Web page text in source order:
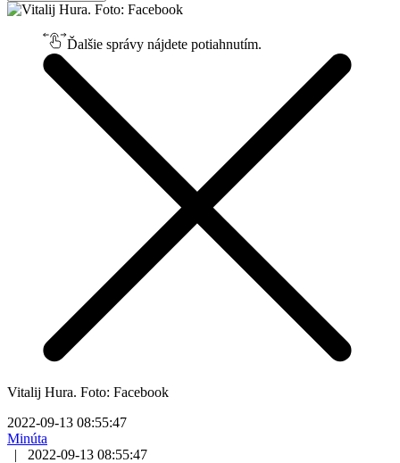
Ďalšie správy nájdete potiahnutím.
Vitalij Hura. Foto: Facebook
2022-09-13 08:55:47
Minúta
|
2022-09-13 08:55:47